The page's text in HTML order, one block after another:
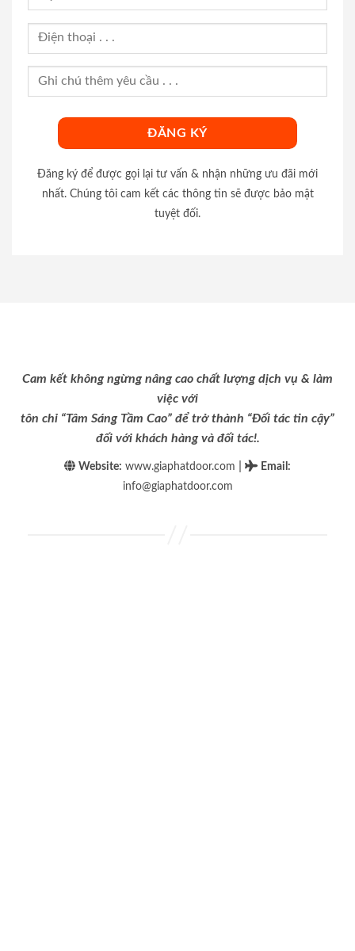
Đăng ký để được gọi lại tư vấn & nhận những ưu đãi mới
nhất. Chúng tôi cam kết các thông tin sẽ được bảo mật
tuyệt đối.
Cam kết không ngừng nâng cao chất lượng dịch vụ & làm
việc với
tôn chỉ “Tâm Sáng Tầm Cao” để trở thành “Đối tác tin cậy”
đối với khách hàng và đối tác!.
Website: www.giaphatdoor.com Email :
info@giaphatdoor.com